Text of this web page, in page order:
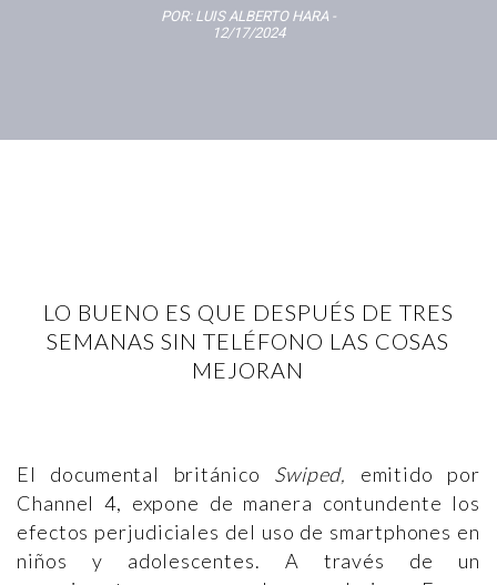
POR: LUIS ALBERTO HARA-
12/17/2024
LO BUENO ES QUE DESPUÉS DE TRES
SEMANAS SIN TELÉFONO LAS COSAS
MEJORAN
El documental británico Swiped,
emitido por
Channel 4, expone de manera contundente los
efectos perjudiciales del uso de smartphones en
niños y adolescentes. A través de un